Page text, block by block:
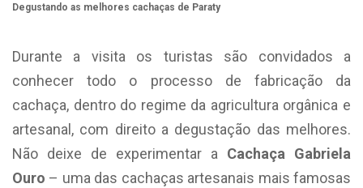
Degustando as melhores cachaças de Paraty
Durante a visita os turistas são convidados a
conhecer todo o processo de fabricação da
cachaça, dentro do regime da agricultura orgânica e
artesanal, com direito a degustação das melhores.
Não deixe de experimentar a Cachaça Gabriela
Ouro – uma das cachaças artesanais mais famosas